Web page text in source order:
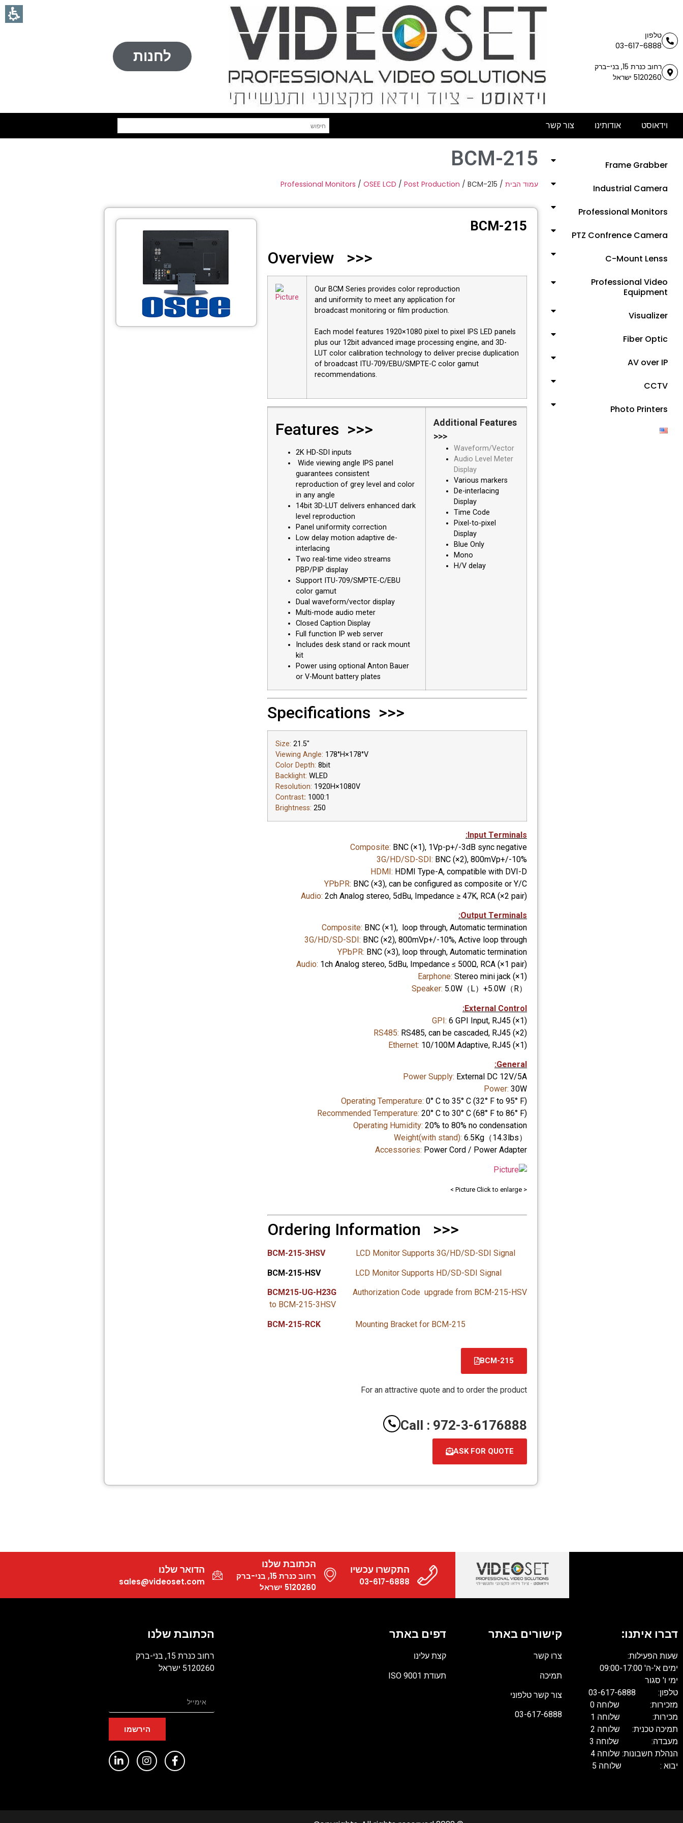
טלפון
03-617-6888
רחוב כנרת 15, בני-ברק
5120260 ישראל
לחנות
וידאוסט אודותינו צור קשר
Frame Grabber
Industrial Camera
Professional Monitors
PTZ Confrence Camera
C-Mount Lenss
Professional Video
Equipment
Visualizer
Fiber Optic
AV over IP
CCTV
Photo Printers
BCM-215
עמוד הבית /
Professional Monitors / OSEE LCD / Post Production / BCM-215
BCM-215
Overview >>>
Our BCM Series provides color reproduction
and uniformity to meet any application for
broadcast monitoring or film production.
Each model features 1920×1080 pixel to pixel IPS LED panels
plus our 12bit advanced image processing engine, and 3D-
LUT color calibration technology to deliver precise duplication
of broadcast ITU-709/EBU/SMPTE-C color gamut
recommendations.
Features >>>
2K HD-SDI inputs
Wide viewing angle IPS panel
guarantees consistent
reproduction of grey level and color
in any angle
14bit 3D-LUT delivers enhanced dark
level reproduction
Panel uniformity correction
Low delay motion adaptive de-
interlacing
Two real-time video streams
PBP/PIP display
Support ITU-709/SMPTE-C/EBU
color gamut
Dual waveform/vector display
Multi-mode audio meter
Closed Caption Display
Full function IP web server
Includes desk stand or rack mount
kit
Power using optional Anton Bauer
or V-Mount battery plates
Additional Features
>>>
Waveform/Vector
Audio Level Meter
Display
Various markers
De-interlacing
Display
Time Code
Pixel-to-pixel
Display
Blue Only
Mono
H/V delay
Specifications >>>
Size: 21.5"
Viewing Angle: 178°H×178°V
Color Depth: 8bit
Backlight: WLED
Resolution: 1920H×1080V
Contrast: 1000:1
Brightness: 250
Input Terminals:
Composite: BNC (×1), 1Vp-p+/-3dB sync negative
3G/HD/SD-SDI: BNC (×2), 800mVp+/-10%
HDMI: HDMI Type-A, compatible with DVI-D
YPbPR: BNC (×3), can be configured as composite or Y/C
Audio: 2ch Analog stereo, 5dBu, Impedance ≥ 47K, RCA (×2 pair)
Output Terminals:
Composite: BNC (×1), loop through, Automatic termination
3G/HD/SD-SDI: BNC (×2), 800mVp+/-10%, Active loop through
YPbPR: BNC (×3), loop through, Automatic termination
Audio: 1ch Analog stereo, 5dBu, Impedance ≤ 500Ω, RCA (×1 pair)
Earphone: Stereo mini jack (×1)
Speaker: 5.0W（L）+5.0W（R）
External Control:
GPI: 6 GPI Input, RJ45 (×1)
RS485: RS485, can be cascaded, RJ45 (×2)
Ethernet: 10/100M Adaptive, RJ45 (×1)
General:
Power Supply: External DC 12V/5A
Power: 30W
Operating Temperature: 0° C to 35° C (32° F to 95° F)
Recommended Temperature: 20° C to 30° C (68° F to 86° F)
Operating Humidity: 20% to 80% no condensation
Weight(with stand): 6.5Kg（14.3lbs）
Accessories: Power Cord / Power Adapter
< Picture Click to enlarge >
Ordering Information >>>
BCM-215-3HSV LCD Monitor Supports 3G/HD/SD-SDI Signal
BCM-215-HSV LCD Monitor Supports HD/SD-SDI Signal
BCM215-UG-H23G
Authorization Code upgrade from BCM-215-HSV
to BCM-215-3HSV
BCM-215-RCK Mounting Bracket for BCM-215
BCM-215
קובץ
PDF
For an attractive quote and to order the product
Call : 972-3-6176888
ASK FOR QUOTE
התקשרו עכשיו
03-617-6888
הכתובת שלנו
רחוב כנרת 15, בני-ברק
5120260 ישראל
הדואר שלנו
sales@videoset.com
דברו איתנו:
שעות הפעילות:
ימים א'-ה' 09:00-17:00
ימי ו' סגור
טלפון: 03-617-6888
מזכירות: שלוחה 0
מכירות: שלוחה 1
תמיכה טכנית: שלוחה 2
מעבדה: שלוחה 3
הנהלת חשבונות: שלוחה 4
יבוא : שלוחה 5
קישורים באתר
צרו קשר
תמיכה
צור קשר טלפוני
03-617-6888
דפים באתר
קצת עלינו
תעודת ISO 9001
הכתובת שלנו
רחוב כנרת 15, בני-ברק
5120260 ישראל
הירשמו